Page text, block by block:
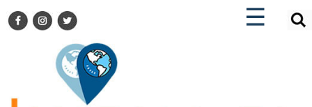
☰
×
TURISMO SA FOR BUSINESS
DESTINOS NACIONAIS
DESTINOS INTERNACIONAIS
×
ENCONTRE SUA NOTÍCIA